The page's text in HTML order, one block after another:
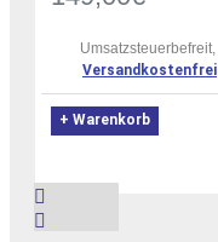
Umsatzsteuerbefreit,
Versandkostenfrei
+ Warenkorb